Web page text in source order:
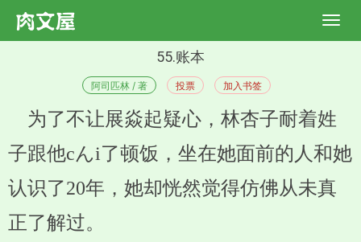
55.账本
阿司匹林 / 著 投票 加入书签
为了不让展焱起疑心，林杏子耐着姓
子跟他cんi了顿饭，坐在她面前的人和她
认识了20年，她却恍然觉得仿佛从未真
正了解过。